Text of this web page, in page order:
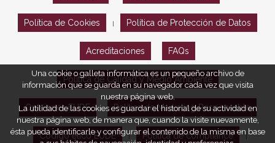
Política de Cookies Política de Protección de Datos
Acreditaciones FAQs
Política de Calidad y Medio Ambiente
Opiniones EUDE Política de Marketing Responsable
Código ético EUDE Política de compliance
Una cookie o galleta informática es un pequeño archivo de
información que se guarda en su navegador cada vez que visita
nuestra página web.
La utilidad de las cookies es guardar el historial de su actividad en
nuestra página web, de manera que, cuando la visite nuevamente,
ésta pueda identificarle y configurar el contenido de la misma en base